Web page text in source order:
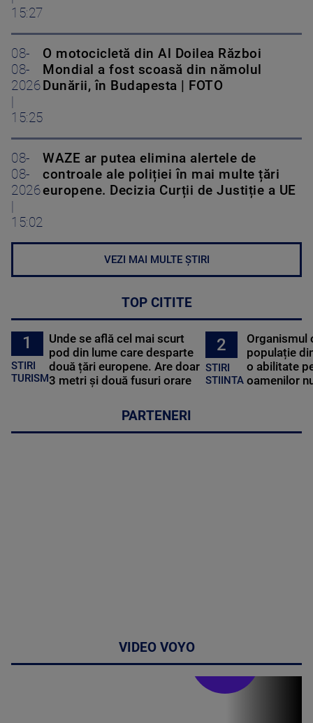
15:27
08-
08-
2026
15:25
O motocicletă din Al Doilea Război
Mondial a fost scoasă din nămolul
Dunării, în Budapesta | FOTO
08-
08-
2026
15:02
WAZE ar putea elimina alertele de
controale ale poliției în mai multe țări
europene. Decizia Curții de Justiție a UE
VEZI MAI MULTE ȘTIRI
TOP CITITE
1
STIRI
TURISM
Unde se află cel mai scurt
pod din lume care desparte
două țări europene. Are doar
3 metri și două fusuri orare
2
STIRI
STIINTA
Organismul
populație
o abilitate
oamenilor
PARTENERI
VIDEO VOYO